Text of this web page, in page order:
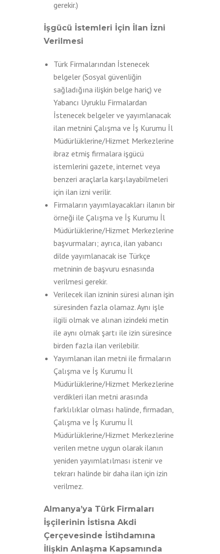
gerekir.)
İşgücü İstemleri İçin İlan İzni
Verilmesi
Türk Firmalarından İstenecek
belgeler (Sosyal güvenliğin
sağladığına ilişkin belge hariç) ve
Yabancı Uyruklu Firmalardan
İstenecek belgeler ve yayımlanacak
ilan metnini Çalışma ve İş Kurumu İl
Müdürlüklerine/Hizmet Merkezlerine
ibraz etmiş firmalara işgücü
istemlerini gazete, internet veya
benzeri araçlarla karşılayabilmeleri
için ilan izni verilir.
Firmaların yayımlayacakları ilanın bir
örneği ile Çalışma ve İş Kurumu İl
Müdürlüklerine/Hizmet Merkezlerine
başvurmaları; ayrıca, ilan yabancı
dilde yayımlanacak ise Türkçe
metninin de başvuru esnasında
verilmesi gerekir.
Verilecek ilan izninin süresi alınan işin
süresinden fazla olamaz. Aynı işle
ilgili olmak ve alınan izindeki metin
ile aynı olmak şartı ile izin süresince
birden fazla ilan verilebilir.
Yayımlanan ilan metni ile firmaların
Çalışma ve İş Kurumu İl
Müdürlüklerine/Hizmet Merkezlerine
verdikleri ilan metni arasında
farklılıklar olması halinde, firmadan,
Çalışma ve İş Kurumu İl
Müdürlüklerine/Hizmet Merkezlerine
verilen metne uygun olarak ilanın
yeniden yayımlatılması istenir ve
tekrarı halinde bir daha ilan için izin
verilmez.
Almanya’ya Türk Firmaları
İşçilerinin İstisna Akdi
Çerçevesinde İstihdamına
İlişkin Anlaşma Kapsamında